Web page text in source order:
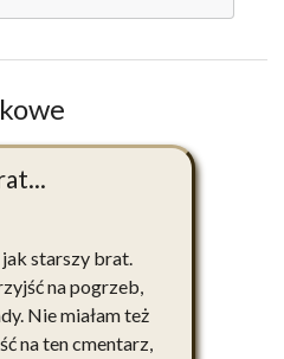
jak starszy brat.
na pogrzeb,
Nie miałam też
na ten cmentarz,